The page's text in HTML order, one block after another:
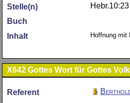
Stelle(n)
Hebr.10:23
Buch
Inhalt
Hoffnung mit
X642 Gottes Wort für Gottes Volk I
Referent